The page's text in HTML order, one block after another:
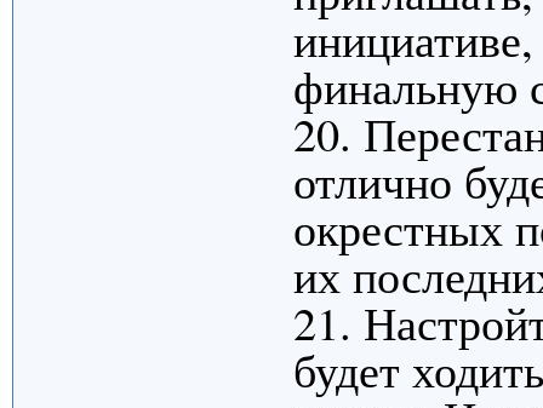
финальную
20.
отлично
окрестных
их
21.
будет